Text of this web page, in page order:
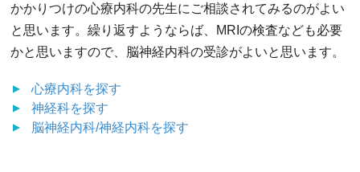
かかりつけの心療内科の先生にご相談されてみるのがよい
と思います。繰り返すようならば、MRIの検査なども必要
かと思いますので、脳神経内科の受診がよいと思います。
心療内科を探す
神経科を探す
脳神経内科/神経内科を探す